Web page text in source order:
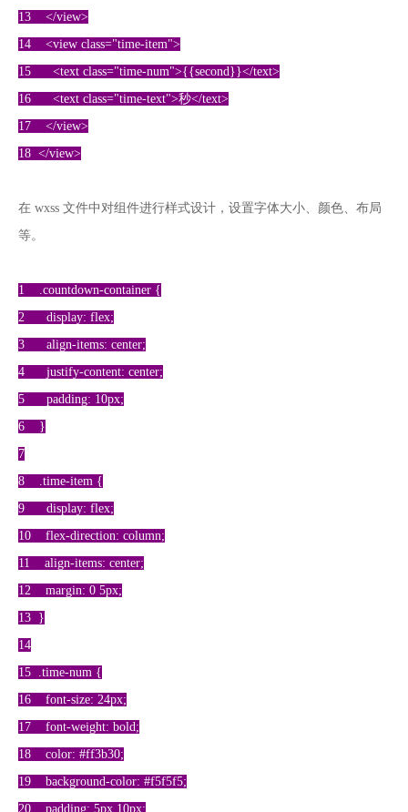
13 </view>
14 <view class="time-item">
15 <text class="time-num">{{second}}</text>
16 <text class="time-text">秒</text>
17 </view>
18 </view>
在 wxss 文件中对组件进行样式设计，设置字体大小、颜色、布局
等。
1 .countdown-container {
2 display: flex;
3 align-items: center;
4 justify-content: center;
5 padding: 10px;
6 }
7
8 .time-item {
9 display: flex;
10 flex-direction: column;
11 align-items: center;
12 margin: 0 5px;
13 }
14
15 .time-num {
16 font-size: 24px;
17 font-weight: bold;
18 color: #ff3b30;
19 background-color: #f5f5f5;
20 padding: 5px 10px;